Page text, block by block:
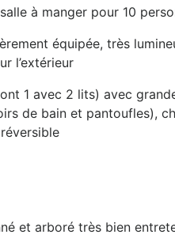
à manger pour 10
équipée, très
l’extérieur
1 avec 2 lits) avec
de bain et pantoufles),
et arboré très bien